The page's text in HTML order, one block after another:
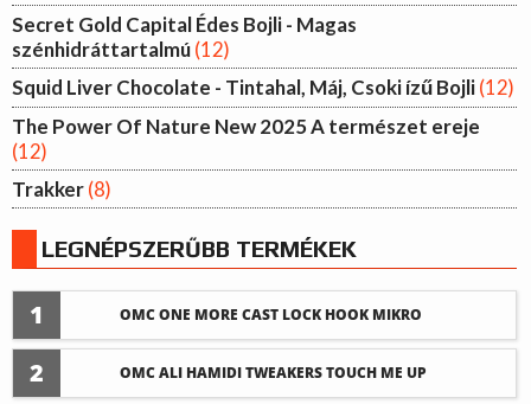
Secret Gold Capital Édes Bojli - Magas
szénhidráttartalmú(12)
Squid Liver Chocolate - Tintahal, Máj, Csoki ízű Bojli(12)
The Power Of Nature New 2025 A természet ereje
(12)
Trakker(8)
LEGNÉPSZERŰBB TERMÉKEK
1 OMC ONE MORE CAST LOCK HOOK MIKRO
2 OMC ALI HAMIDI TWEAKERS TOUCH ME UP